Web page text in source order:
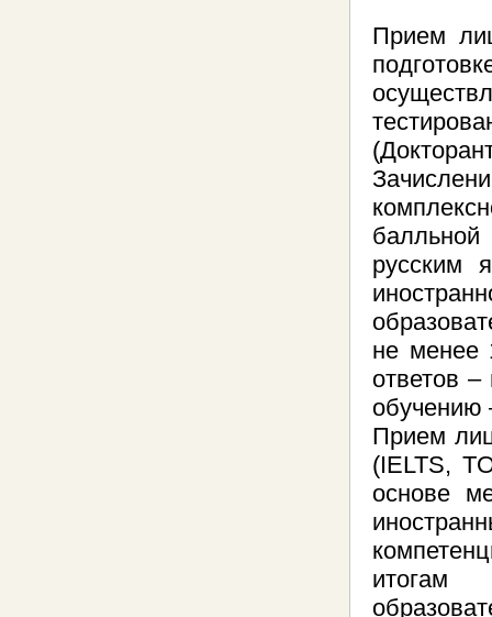
Прием
русским
не менее
ответов
обучению
Прием
(IELTS,
основе
итогам